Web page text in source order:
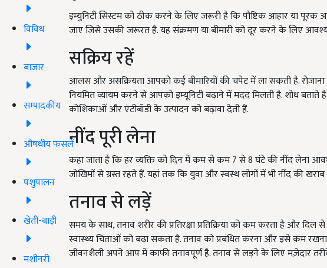
विविध
बाजार
सम्पादकीय
औषधीय फसलें
पशुपालन
खेती-बाड़ी
मशीनरी
इम्युनिटी सिस्टम को ठीक करने के लिए जरूरी है कि पौष्टिक आहार या
जाए जिसे उसकी जरूरत है. यह संक्रमण या बीमारी को दूर करने के लिए आवश्यक
सक्रिय रहें
आलस और असक्रियता आपको कई बीमारियों की चपेट में ला सकती है. रोजाना
नियमित व्यायम करने से आपको इम्यूनिटी बढ़ाने में मदद मिलती है. शोध बताते हैं
कोशिकाओं और एंटीबॉडी के उत्पादन को बढ़ावा देती हैं.
नींद पूरी लेना
कहा जाता है कि हर व्यक्ति को दिन में कम से कम 7 से 8 घंटे की नींद लेना
जोखिमों से ग्रस्त रहते हैं. यहां तक कि युवा और स्वस्थ लोगों में भी नींद की
तनाव से लड़ें
समय के साथ, तनाव शरीर की प्रतिरक्षा प्रतिक्रिया को कम करता है और दिल
स्वास्थ्य चिंताओं को बढ़ा सकता है. तनाव को प्रबंधित करना और इसे कम
जीवनशैली अपने आप में काफी तनावपूर्ण है. तनाव से लड़ने के लिए मज़ेदार